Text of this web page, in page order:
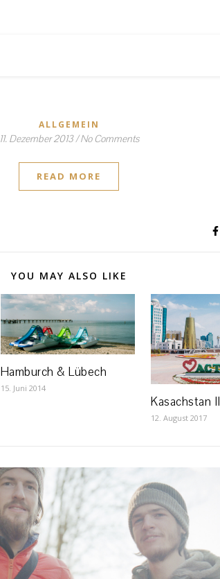
ALLGEMEIN
11. Dezember 2013/No Comments
READ MORE
YOU MAY ALSO LIKE
Hamburch & Lübech
15. Juni 2014
Kasachstan II
12. August 2017